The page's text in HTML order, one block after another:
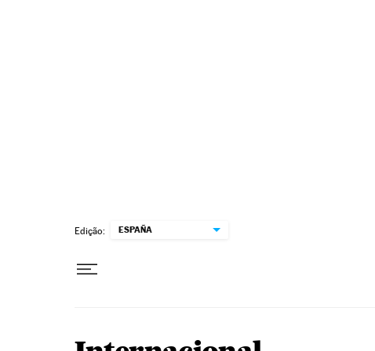
Edição: ESPAÑA